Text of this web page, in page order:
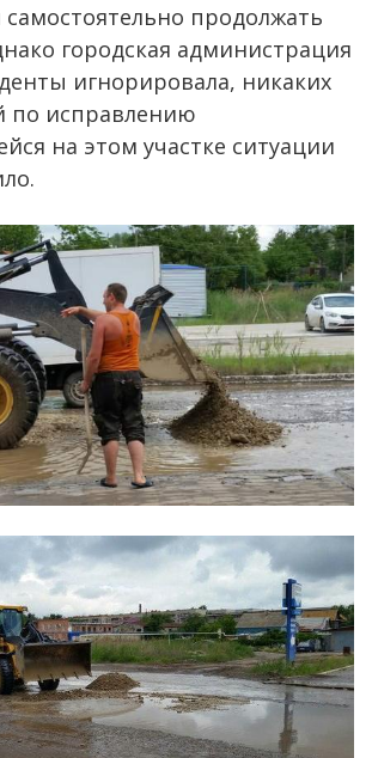
продолжать
городская администрация
игнорировала, никаких
по исправлению
на этом участке ситуации